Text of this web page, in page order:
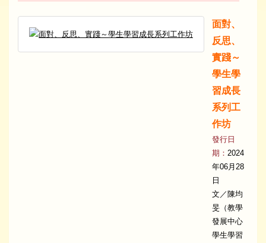
面對、
反思、
實踐～
學生學
習成長
系列工
作坊
發行日
期： 2024
年06月28
日
文／陳均
旻（教學
發展中心
學生學習